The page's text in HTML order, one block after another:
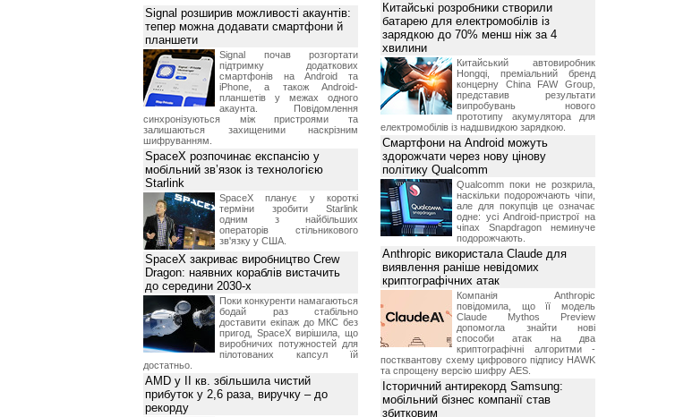
Signal розширив можливості акаунтів:
тепер можна додавати смартфони й
планшети
Signal почав розгортати
підтримку додаткових
смартфонів на Android та
iPhone, а також Android-
планшетів у межах одного
акаунта. Повідомлення
синхронізуються між пристроями та
залишаються захищеними наскрізним
шифруванням.
SpaceX розпочинає експансію у
мобільний зв’язок із технологією
Starlink
SpaceX планує у короткі
терміни зробити Starlink
одним з найбільших
операторів стільникового
зв'язку у США.
SpaceX закриває виробництво Crew
Dragon: наявних кораблів вистачить
до середини 2030-х
Поки конкуренти намагаються
бодай раз стабільно
доставити екіпаж до МКС без
пригод, SpaceX вирішила, що
виробничих потужностей для
пілотованих капсул їй
достатньо.
AMD у II кв. збільшила чистий
прибуток у 2,6 раза, виручку – до
рекорду
Китайські розробники створили
батарею для електромобілів із
зарядкою до 70% менш ніж за 4
хвилини
Китайський автовиробник
Hongqi, преміальний бренд
концерну China FAW Group,
представив результати
випробувань нового
прототипу акумулятора для
електромобілів із надшвидкою зарядкою.
Смартфони на Android можуть
здорожчати через нову цінову
політику Qualcomm
Qualcomm поки не розкрила,
наскільки подорожчають чіпи,
але для покупців це означає
одне: усі Android-пристрої на
чіпах Snapdragon неминуче
подорожчають.
Anthropic використала Claude для
виявлення раніше невідомих
криптографічних атак
Компанія Anthropic
повідомила, що її модель
Claude Mythos Preview
допомогла знайти нові
способи атак на два
криптографічні алгоритми -
постквантову схему цифрового підпису HAWK
та спрощену версію шифру AES.
Історичний антирекорд Samsung:
мобільний бізнес компанії став
збитковим